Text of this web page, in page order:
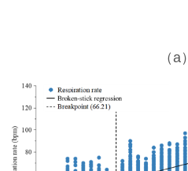
（a）泌